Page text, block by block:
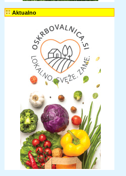
Aktualno